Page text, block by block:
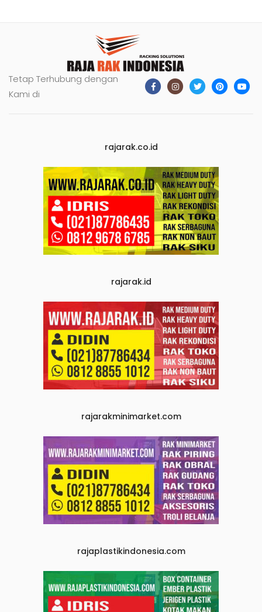
Tetap Terhubung dengan
Kami di
rajarak.co.id
rajarak.id
rajarakminimarket.com
rajaplastikindonesia.com